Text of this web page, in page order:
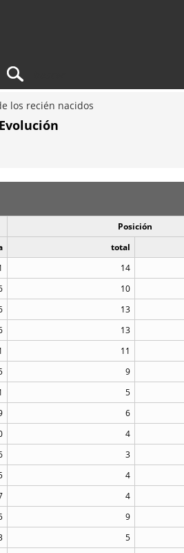
los recién nacidos
Posición
total
14
10
13
13
11
9
5
6
4
3
4
4
9
5